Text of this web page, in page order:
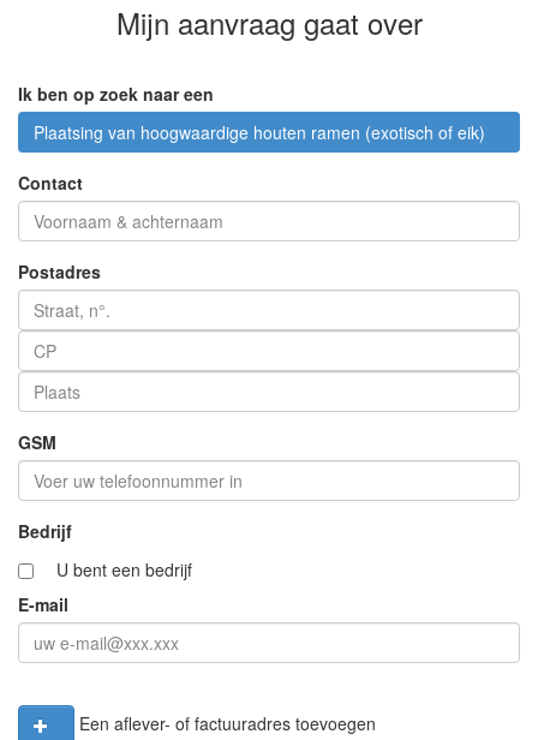
Mijn aanvraag gaat over
Ik ben op zoek naar een
Plaatsing van hoogwaardige houten ramen (exotisch of eik)
Contact
Postadres
GSM
Bedrijf
U bent een bedrijf
E-mail
Een aflever- of factuuradres toevoegen